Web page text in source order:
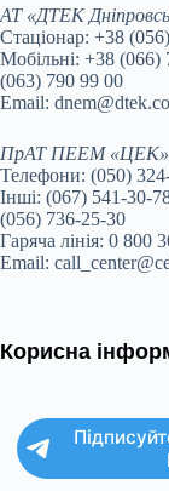
АТ «ДТЕК
Стаціонар: +38
Мобільні: +38 (066)
(063) 790 99 00
Email:
ПрАТ ПЕЕМ «ЦЕК»
Телефони: (050)
Інші: (067) 541-30-
(056) 736-25-30
Гаряча лінія: 0 800
Email:
Корисна